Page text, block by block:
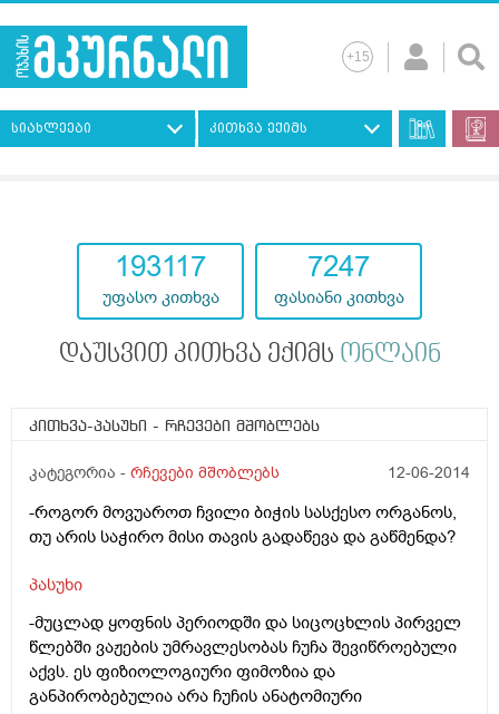
სიახლეები კითხვა ექიმს
193117
უფასო კითხვა
7247
ფასიანი კითხვა
დაუსვით კითხვა ექიმს ონლაინ
კითხვა-პასუხი - რჩევები მშობლებს
კატეგორია - რჩევები მშობლებს 12-06-2014
-როგორ მოვუაროთ ჩვილი ბიჭის სასქესო ორგანოს,
თუ არის საჭირო მისი თავის გადაწევა და გაწმენდა?
პასუხი
-მუცლად ყოფნის პერიოდში და სიცოცხლის პირველ
წლებში ვაჟების უმრავლესობას ჩუჩა შევიწროებული
აქვს. ეს ფიზიოლოგიური ფიმოზია და
განპირობებულია არა ჩუჩის ანატომიური